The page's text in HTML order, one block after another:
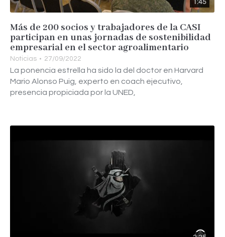
1:45
Más de 200 socios y trabajadores de la CASI
participan en unas jornadas de sostenibilidad
empresarial en el sector agroalimentario
Noticias 27/09/2022
La ponencia estrella ha sido la del doctor en Harvard
Mario Alonso Puig, experto en coach ejecutivo,
presencia propiciada por la UNED,